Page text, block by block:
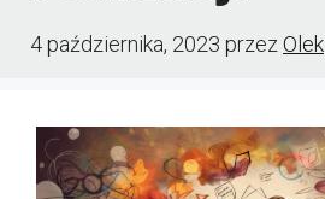
4 października, 2023 przez Olek